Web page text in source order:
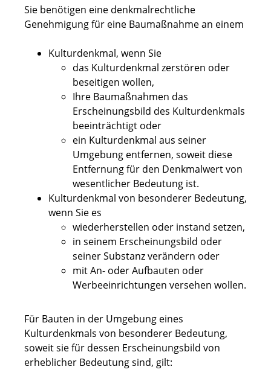
Sie benötigen eine denkmalrechtliche
Genehmigung für eine Baumaßnahme an einem
Kulturdenkmal, wenn Sie
das Kulturdenkmal zerstören oder
beseitigen wollen,
Ihre Baumaßnahmen das
Erscheinungsbild des Kulturdenkmals
beeinträchtigt oder
ein Kulturdenkmal aus seiner
Umgebung entfernen, soweit diese
Entfernung für den Denkmalwert von
wesentlicher Bedeutung ist.
Kulturdenkmal von besonderer Bedeutung,
wenn Sie es
wiederherstellen oder instand setzen,
in seinem Erscheinungsbild oder
seiner Substanz verändern oder
mit An- oder Aufbauten oder
Werbeeinrichtungen versehen wollen.
Für Bauten in der Umgebung eines
Kulturdenkmals von besonderer Bedeutung,
soweit sie für dessen Erscheinungsbild von
erheblicher Bedeutung sind, gilt: